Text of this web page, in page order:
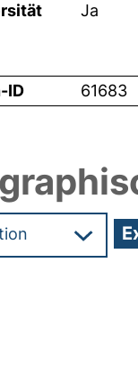
Ja
ID 61683